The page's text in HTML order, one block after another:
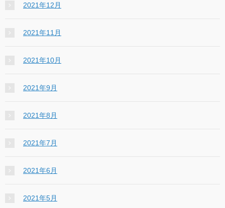
2021年12月
2021年11月
2021年10月
2021年9月
2021年8月
2021年7月
2021年6月
2021年5月